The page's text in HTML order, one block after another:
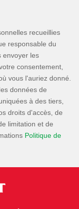
recueillies
responsable du
envoyer les
consentement,
vous l'auriez donné.
données de
à des tiers,
droits d'accès, de
limitation et de
Politique de